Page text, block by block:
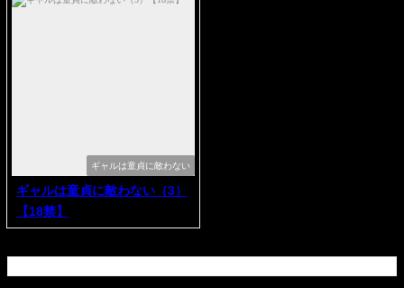
ギャルは童貞に敵わない
ギャルは童貞に敵わない（3）
【18禁】